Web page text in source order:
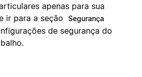
apenas para sua
ir para a seção
Segurança
de segurança do